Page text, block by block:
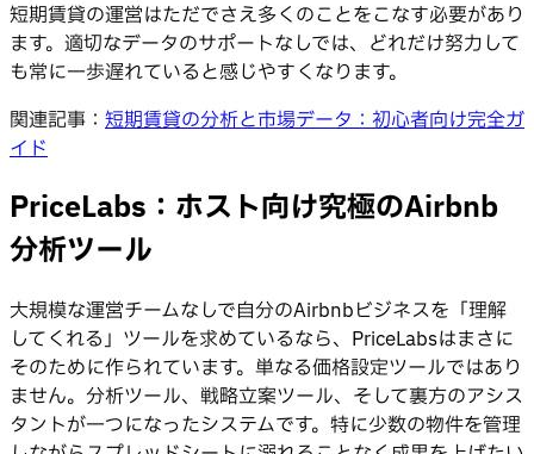
短期賃貸の運営はただでさえ多くのことをこなす必要があり
ます。適切なデータのサポートなしでは、どれだけ努力して
も常に一歩遅れていると感じやすくなります。
関連記事： 短期賃貸の分析と市場データ：初心者向け完全ガ
イド
PriceLabs：ホスト向け究極のAirbnb
分析ツール
大規模な運営チームなしで自分のAirbnbビジネスを「理解
してくれる」ツールを求めているなら、PriceLabsはまさに
そのために作られています。単なる価格設定ツールではあり
ません。分析ツール、戦略立案ツール、そして裏方のアシス
タントが一つになったシステムです。特に少数の物件を管理